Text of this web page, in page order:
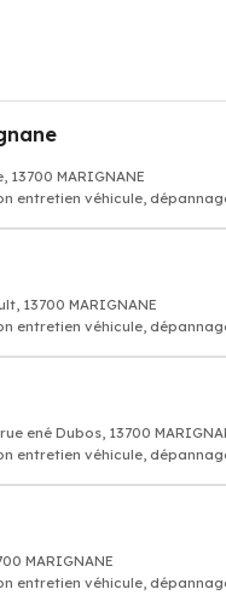
13700 MARIGNANE
entretien véhicule,
13700 MARIGNANE
entretien véhicule,
ené Dubos, 13700
entretien véhicule,
MARIGNANE
entretien véhicule,